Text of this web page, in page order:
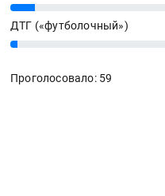
10%
ДТГ («футболочный»)
3%
Проголосовало: 59